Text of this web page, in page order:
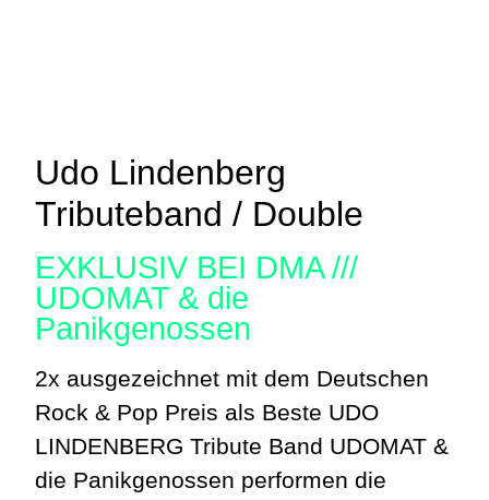
Udo Lindenberg
Tributeband / Double
EXKLUSIV BEI DMA ///
UDOMAT & die
Panikgenossen
2x ausgezeichnet mit dem Deutschen
Rock & Pop Preis als Beste UDO
LINDENBERG Tribute Band UDOMAT &
die Panikgenossen performen die